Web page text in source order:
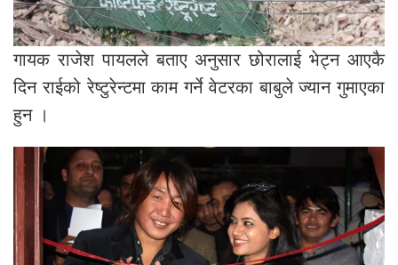
गायक राजेश पायलले बताए अनुसार छोरालाई भेट्न आएकै
दिन राईको रेष्टुरेन्टमा काम गर्ने वेटरका बाबुले ज्यान गुमाएका
हुन ।